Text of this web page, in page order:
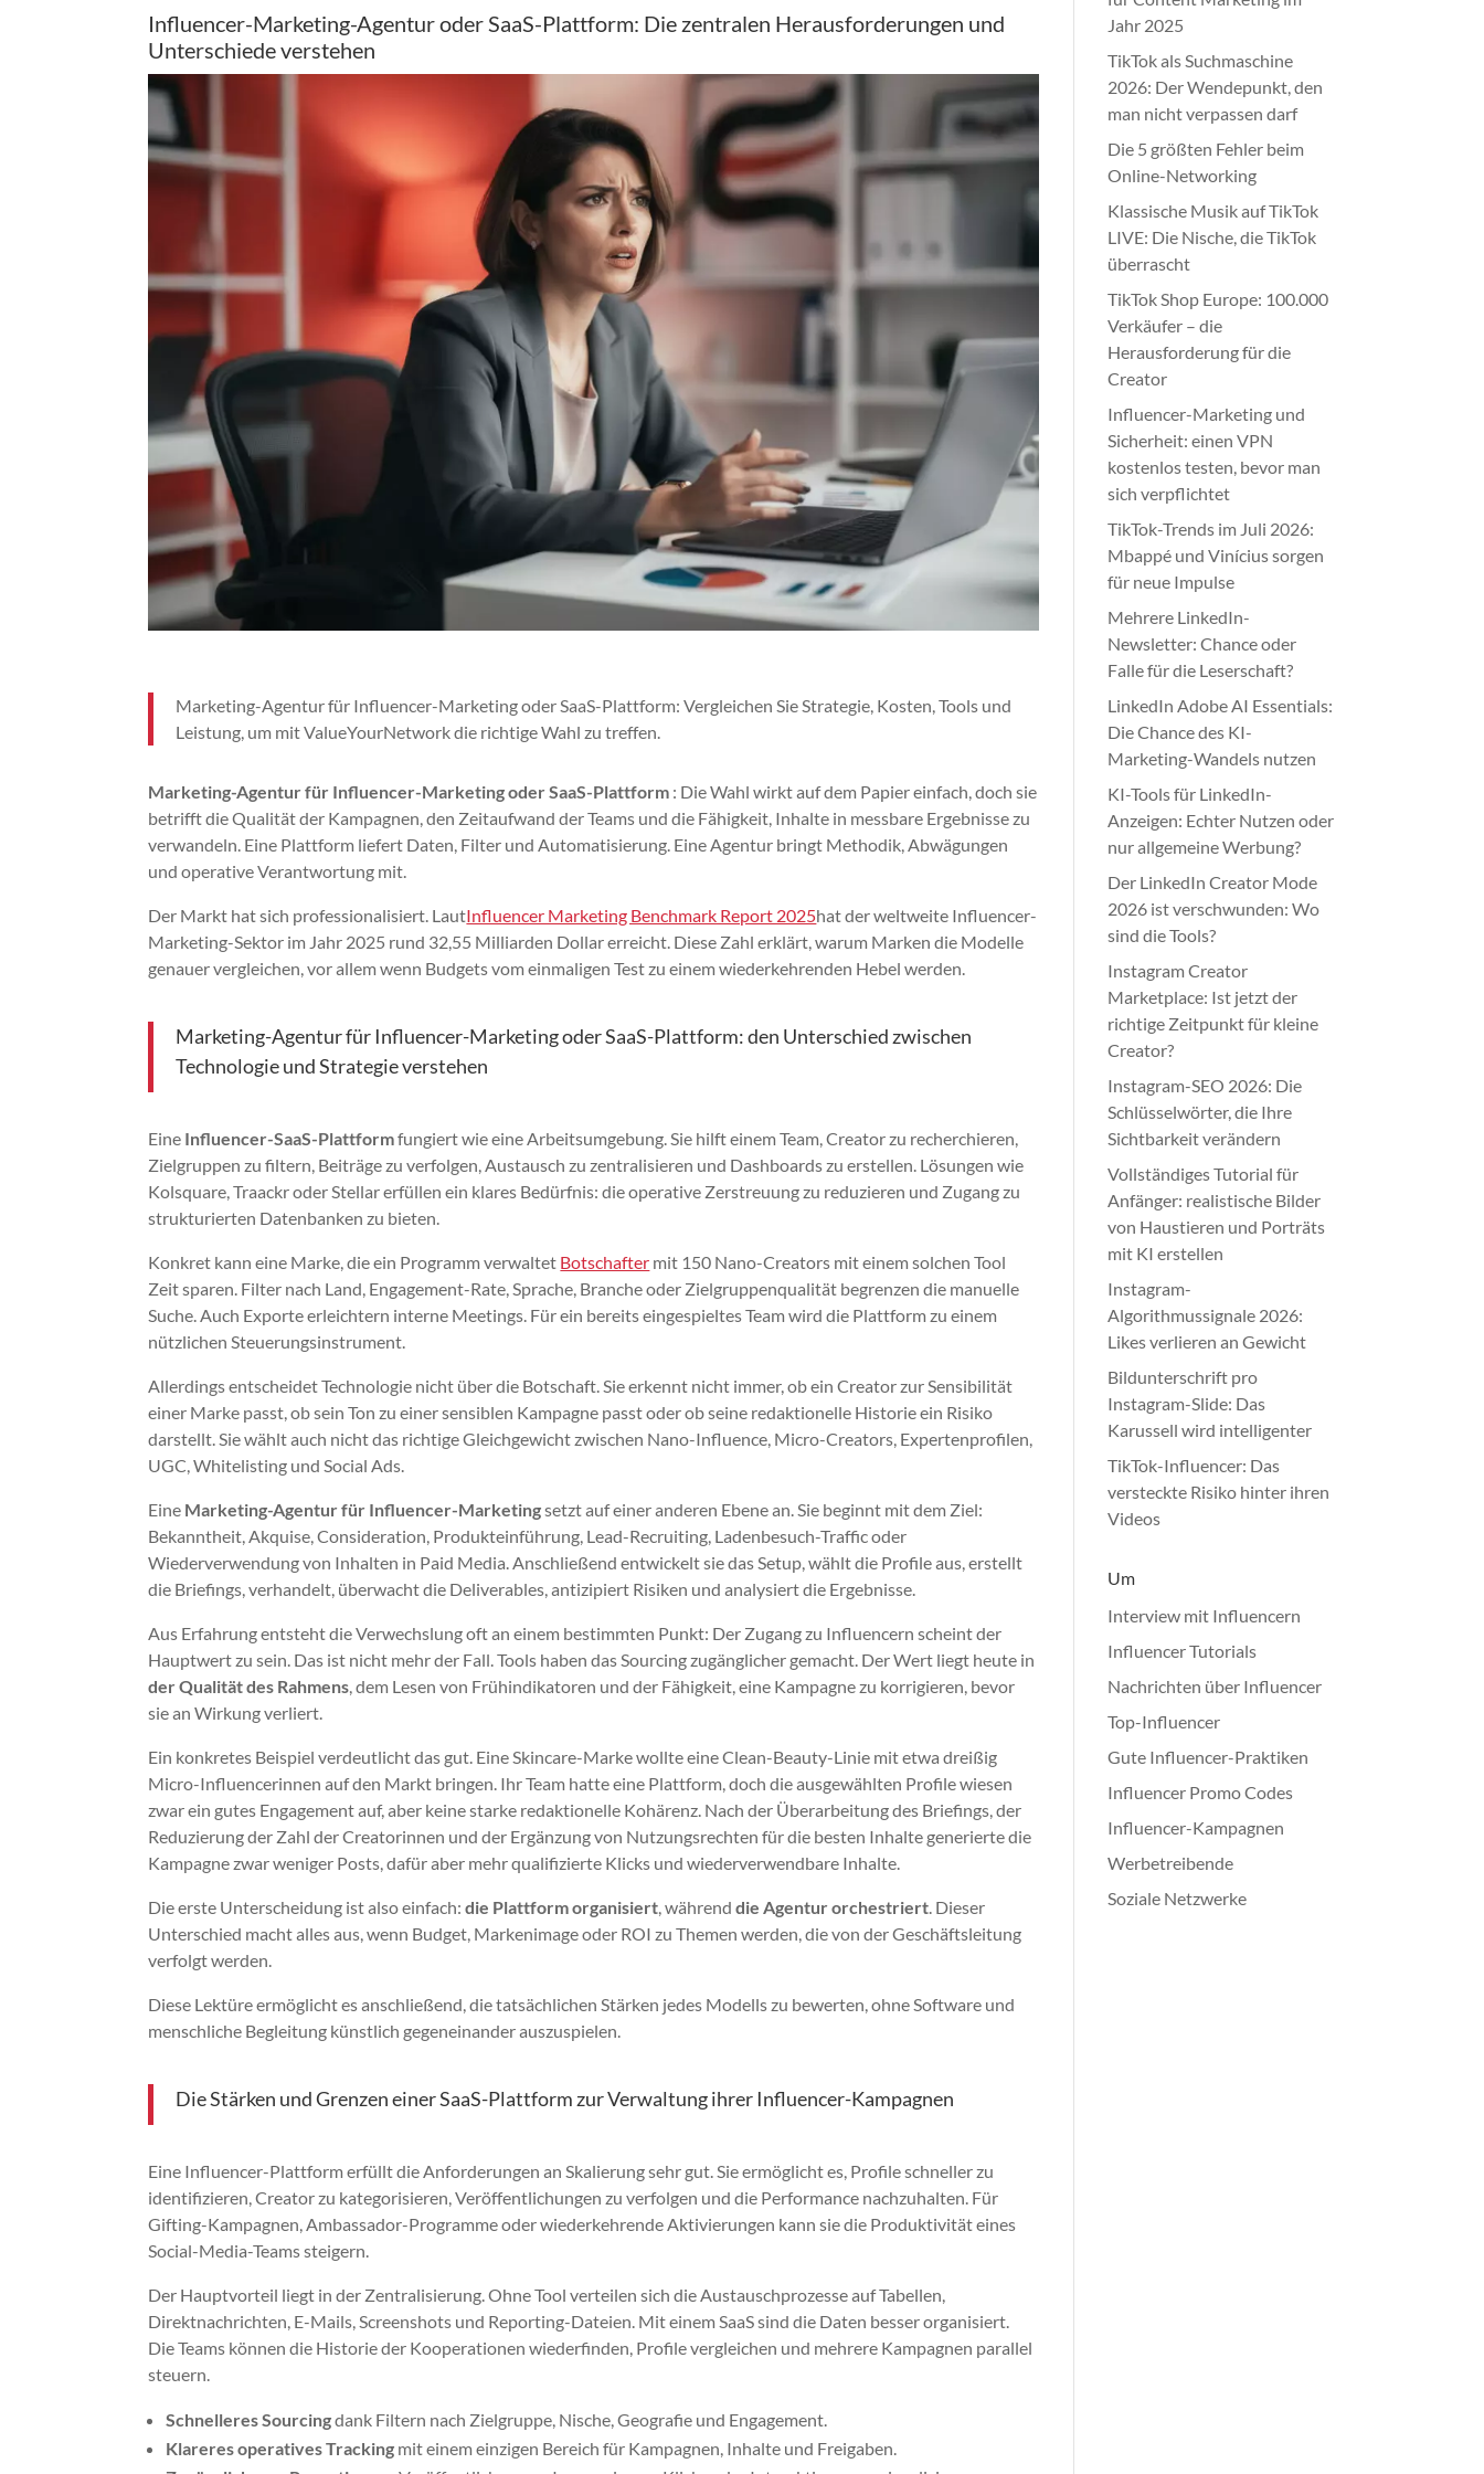
Influencer-Marketing-Agentur oder SaaS-Plattform: Die zentralen Herausforderungen und
Unterschiede verstehen
Marketing-Agentur für Influencer-Marketing oder SaaS-Plattform: Vergleichen Sie Strategie, Kosten, Tools und
Leistung, um mit ValueYourNetwork die richtige Wahl zu treffen.
Marketing-Agentur für Influencer-Marketing oder SaaS-Plattform : Die Wahl wirkt auf dem Papier einfach, doch sie
betrifft die Qualität der Kampagnen, den Zeitaufwand der Teams und die Fähigkeit, Inhalte in messbare Ergebnisse zu
verwandeln. Eine Plattform liefert Daten, Filter und Automatisierung. Eine Agentur bringt Methodik, Abwägungen
und operative Verantwortung mit.
Der Markt hat sich professionalisiert. LautInfluencer Marketing Benchmark Report 2025hat der weltweite Influencer-
Marketing-Sektor im Jahr 2025 rund 32,55 Milliarden Dollar erreicht. Diese Zahl erklärt, warum Marken die Modelle
genauer vergleichen, vor allem wenn Budgets vom einmaligen Test zu einem wiederkehrenden Hebel werden.
Marketing-Agentur für Influencer-Marketing oder SaaS-Plattform: den Unterschied zwischen
Technologie und Strategie verstehen
Eine Influencer-SaaS-Plattformfungiert wie eine Arbeitsumgebung. Sie hilft einem Team, Creator zu recherchieren,
Zielgruppen zu filtern, Beiträge zu verfolgen, Austausch zu zentralisieren und Dashboards zu erstellen. Lösungen wie
Kolsquare, Traackr oder Stellar erfüllen ein klares Bedürfnis: die operative Zerstreuung zu reduzieren und Zugang zu
strukturierten Datenbanken zu bieten.
Konkret kann eine Marke, die ein Programm verwaltet Botschafter mit 150 Nano-Creators mit einem solchen Tool
Zeit sparen. Filter nach Land, Engagement-Rate, Sprache, Branche oder Zielgruppenqualität begrenzen die manuelle
Suche. Auch Exporte erleichtern interne Meetings. Für ein bereits eingespieltes Team wird die Plattform zu einem
nützlichen Steuerungsinstrument.
Allerdings entscheidet Technologie nicht über die Botschaft. Sie erkennt nicht immer, ob ein Creator zur Sensibilität
einer Marke passt, ob sein Ton zu einer sensiblen Kampagne passt oder ob seine redaktionelle Historie ein Risiko
darstellt. Sie wählt auch nicht das richtige Gleichgewicht zwischen Nano-Influence, Micro-Creators, Expertenprofilen,
UGC, Whitelisting und Social Ads.
Eine Marketing-Agentur für Influencer-Marketingsetzt auf einer anderen Ebene an. Sie beginnt mit dem Ziel:
Bekanntheit, Akquise, Consideration, Produkteinführung, Lead-Recruiting, Ladenbesuch-Traffic oder
Wiederverwendung von Inhalten in Paid Media. Anschließend entwickelt sie das Setup, wählt die Profile aus, erstellt
die Briefings, verhandelt, überwacht die Deliverables, antizipiert Risiken und analysiert die Ergebnisse.
Aus Erfahrung entsteht die Verwechslung oft an einem bestimmten Punkt: Der Zugang zu Influencern scheint der
Hauptwert zu sein. Das ist nicht mehr der Fall. Tools haben das Sourcing zugänglicher gemacht. Der Wert liegt heute in
der Qualität des Rahmens, dem Lesen von Frühindikatoren und der Fähigkeit, eine Kampagne zu korrigieren, bevor
sie an Wirkung verliert.
Ein konkretes Beispiel verdeutlicht das gut. Eine Skincare-Marke wollte eine Clean-Beauty-Linie mit etwa dreißig
Micro-Influencerinnen auf den Markt bringen. Ihr Team hatte eine Plattform, doch die ausgewählten Profile wiesen
zwar ein gutes Engagement auf, aber keine starke redaktionelle Kohärenz. Nach der Überarbeitung des Briefings, der
Reduzierung der Zahl der Creatorinnen und der Ergänzung von Nutzungsrechten für die besten Inhalte generierte die
Kampagne zwar weniger Posts, dafür aber mehr qualifizierte Klicks und wiederverwendbare Inhalte.
Die erste Unterscheidung ist also einfach:die Plattform organisiert, währenddie Agentur orchestriert. Dieser
Unterschied macht alles aus, wenn Budget, Markenimage oder ROI zu Themen werden, die von der Geschäftsleitung
verfolgt werden.
Diese Lektüre ermöglicht es anschließend, die tatsächlichen Stärken jedes Modells zu bewerten, ohne Software und
menschliche Begleitung künstlich gegeneinander auszuspielen.
Die Stärken und Grenzen einer SaaS-Plattform zur Verwaltung ihrer Influencer-Kampagnen
Eine Influencer-Plattform erfüllt die Anforderungen an Skalierung sehr gut. Sie ermöglicht es, Profile schneller zu
identifizieren, Creator zu kategorisieren, Veröffentlichungen zu verfolgen und die Performance nachzuhalten. Für
Gifting-Kampagnen, Ambassador-Programme oder wiederkehrende Aktivierungen kann sie die Produktivität eines
Social-Media-Teams steigern.
Der Hauptvorteil liegt in der Zentralisierung. Ohne Tool verteilen sich die Austauschprozesse auf Tabellen,
Direktnachrichten, E-Mails, Screenshots und Reporting-Dateien. Mit einem SaaS sind die Daten besser organisiert.
Die Teams können die Historie der Kooperationen wiederfinden, Profile vergleichen und mehrere Kampagnen parallel
steuern.
Schnelleres Sourcingdank Filtern nach Zielgruppe, Nische, Geografie und Engagement.
Klareres operatives Tracking mit einem einzigen Bereich für Kampagnen, Inhalte und Freigaben.
Jahr 2025
TikTok als Suchmaschine
2026: Der Wendepunkt, den
man nicht verpassen darf
Die 5 größten Fehler beim
Online-Networking
Klassische Musik auf TikTok
LIVE: Die Nische, die TikTok
überrascht
TikTok Shop Europe: 100.000
Verkäufer – die
Herausforderung für die
Creator
Influencer-Marketing und
Sicherheit: einen VPN
kostenlos testen, bevor man
sich verpflichtet
TikTok-Trends im Juli 2026:
Mbappé und Vinícius sorgen
für neue Impulse
Mehrere LinkedIn-
Newsletter: Chance oder
Falle für die Leserschaft?
LinkedIn Adobe AI Essentials:
Die Chance des KI-
Marketing-Wandels nutzen
KI-Tools für LinkedIn-
Anzeigen: Echter Nutzen oder
nur allgemeine Werbung?
Der LinkedIn Creator Mode
2026 ist verschwunden: Wo
sind die Tools?
Instagram Creator
Marketplace: Ist jetzt der
richtige Zeitpunkt für kleine
Creator?
Instagram-SEO 2026: Die
Schlüsselwörter, die Ihre
Sichtbarkeit verändern
Vollständiges Tutorial für
Anfänger: realistische Bilder
von Haustieren und Porträts
mit KI erstellen
Instagram-
Algorithmussignale 2026:
Likes verlieren an Gewicht
Bildunterschrift pro
Instagram-Slide: Das
Karussell wird intelligenter
TikTok-Influencer: Das
versteckte Risiko hinter ihren
Videos
Um
Interview mit Influencern
Influencer Tutorials
Nachrichten über Influencer
Top-Influencer
Gute Influencer-Praktiken
Influencer Promo Codes
Influencer-Kampagnen
Werbetreibende
Soziale Netzwerke